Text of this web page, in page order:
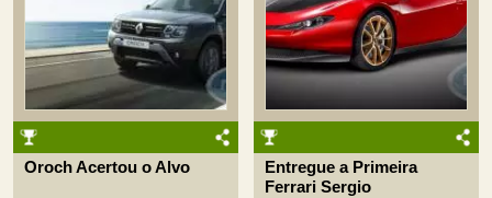
Oroch Acertou o Alvo
Entregue a Primeira
Ferrari Sergio